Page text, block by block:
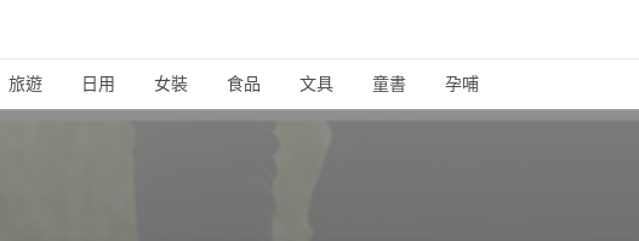
旅遊 日用 女裝 食品 文具 童書 孕哺